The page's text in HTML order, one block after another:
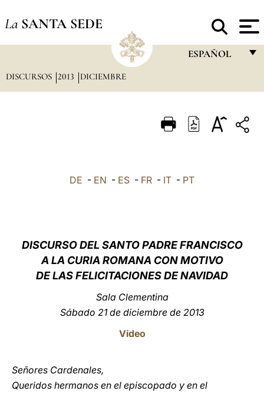
La SANTA SEDE
ESPAÑOL
ITALIANO
中文
LATINE
DISCURSOS 2013 DICIEMBRE
DE - EN - ES - FR - IT - PT
DISCURSO DEL SANTO PADRE FRANCISCO
A LA CURIA ROMANA CON MOTIVO
DE LAS FELICITACIONES DE NAVIDAD
Sala Clementina
Sábado 21 de diciembre de 2013
Vídeo
Señores Cardenales,
Queridos hermanos en el episcopado y en el